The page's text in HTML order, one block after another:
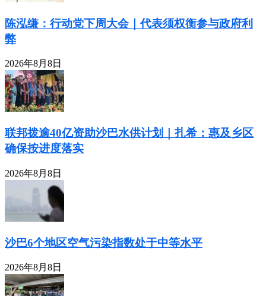
陈泓缣：行动党下周大会｜代表须权衡参与政府利
弊
2026年8月8日
联邦拨逾40亿资助沙巴水供计划｜扎希：惠及乡区
确保按进度落实
2026年8月8日
沙巴6个地区空气污染指数处于中等水平
2026年8月8日